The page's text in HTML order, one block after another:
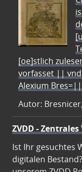
[oe]stlich
vorfasset ||
Alexium
Autor:
ZVDD -
Ist Ihr gesuchtes
digitalen